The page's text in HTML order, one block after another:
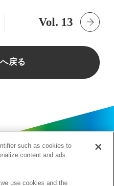
Vol. 13
戻る
“たいせつ”が
such as cookies to
content and ads.
use cookies and the